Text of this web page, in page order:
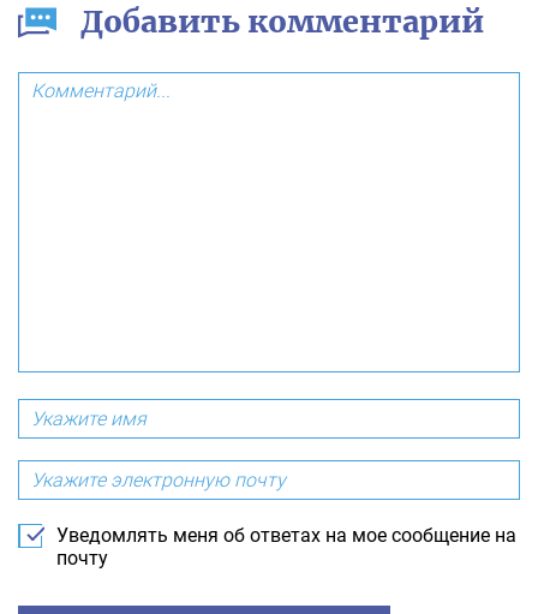
Добавить комментарий
Уведомлять меня об ответах на мое сообщение на
почту